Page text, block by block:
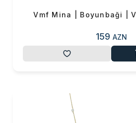
istifadə üçün həm də özəl
günlərdə geyimlərinizi
tamamlamaq üçün istifadə edə
bilərsiniz.VMF Mina ziynət
əşyaları həmdə mükəmməl
vermək istəyirsinizsə, bu
brendin məhsulları əla
seçimdir.Onlar hər qadının
Vmf Mina | Boyunbaği |
159 AZN